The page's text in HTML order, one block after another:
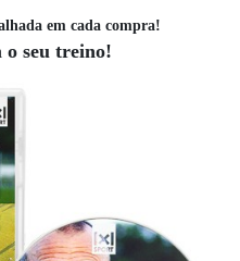
em cada compra!
o seu treino!